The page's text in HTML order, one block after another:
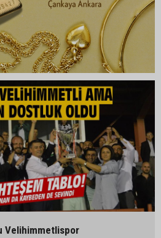
Velihimmetlispor